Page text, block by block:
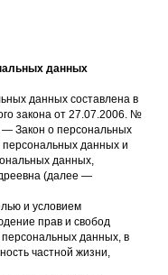
данных
данных составлена в
закона от 27.07.2006. №
Закон о персональных
данных и
данных,
(далее —
и условием
прав и свобод
персональных данных, в
частной жизни,